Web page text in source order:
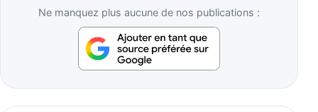
Ne manquez plus aucune de nos publications :